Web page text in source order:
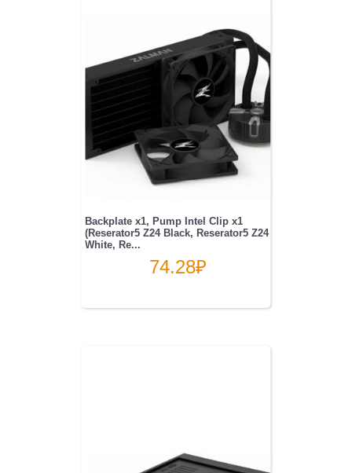
Backplate x1, Pump Intel Clip x1
(Reserator5 Z24 Black, Reserator5 Z24
White, Re...
74.28₽